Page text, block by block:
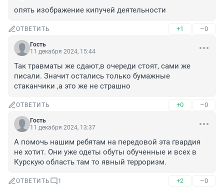
опять изображение кипучей деятельности
ОТВЕТИТЬ +1 –0
Гость
11 декабря 2024, 15:44
Так травматы же сдают,в очереди стоят, сами же
писали. Значит остались только бумажные
стаканчики ,а это же не страшно
ОТВЕТИТЬ +0 –0
Гость
11 декабря 2024, 13:37
А помочь нашим ребятам на передовой эта гвардия
не хотит. Они уже одеты обуты обученные и всех в
Курскую область там то явный терроризм.
ОТВЕТИТЬ 1 +2 –0